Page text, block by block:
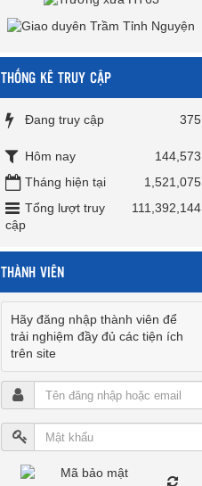
THỐNG KÊ TRUY CẬP
Đang truy cập 375
Hôm nay
144,573
Tháng hiện tại
1,521,075
Tổng lượt truy
cập
111,392,144
THÀNH VIÊN
Hãy đăng nhập thành viên để
trải nghiệm đầy đủ các tiện ích
trên site